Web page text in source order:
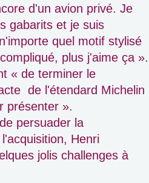
d'un avion privé. Je
gabarits et je suis
quel motif stylisé
plus j'aime ça ».
« de terminer le
de l'étendard Michelin
présenter ».
persuader la
Henri
jolis challenges à